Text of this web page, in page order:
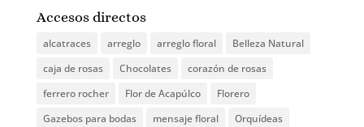
Accesos directos
alcatraces arreglo arreglo floral
Belleza Natural
caja de rosas
Chocolates
corazón de rosas
ferrero rocher
Flor de Acapúlco
Florero
Gazebos para bodas
mensaje floral
Orquídeas